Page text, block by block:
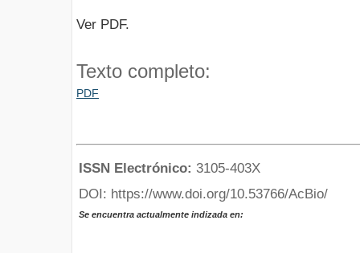
Ver PDF.
Texto completo:
PDF
ISSN Electrónico: 3105-403X
DOI: https://www.doi.org/10.53766/AcBio/
Se encuentra actualmente indizada en: